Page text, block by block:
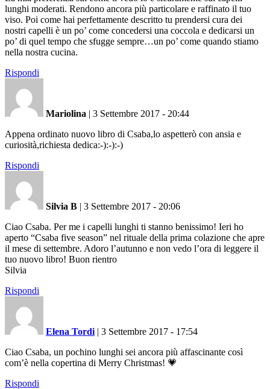
lunghi moderati. Rendono ancora più particolare e raffinato il tuo
viso. Poi come hai perfettamente descritto tu prendersi cura dei
nostri capelli è un po’ come concedersi una coccola e dedicarsi un
po’ di quel tempo che sfugge sempre…un po’ come quando stiamo
nella nostra cucina.
Rispondi
Mariolina | 3 Settembre 2017 - 20:44
Appena ordinato nuovo libro di Csaba,lo aspetterò con ansia e
curiosità,richiesta dedica:-):-):-)
Rispondi
Silvia B | 3 Settembre 2017 - 20:06
Ciao Csaba. Per me i capelli lunghi ti stanno benissimo! Ieri ho
aperto “Csaba five season” nel rituale della prima colazione che apre
il mese di settembre. Adoro l’autunno e non vedo l’ora di leggere il
tuo nuovo libro! Buon rientro
Silvia
Rispondi
Elena Tordi | 3 Settembre 2017 - 17:54
Ciao Csaba, un pochino lunghi sei ancora più affascinante così
com’è nella copertina di Merry Christmas! 💗
Rispondi